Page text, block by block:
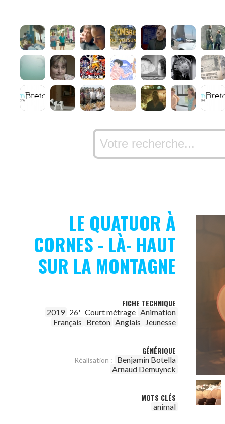
LE QUATUOR À
CORNES - LÀ- HAUT
SUR LA MONTAGNE
FICHE TECHNIQUE
2019 26' Court métrage Animation
Français Breton Anglais Jeunesse
GÉNÉRIQUE
Réalisation :
Benjamin Botella
Arnaud Demuynck
MOTS CLÉS
animal